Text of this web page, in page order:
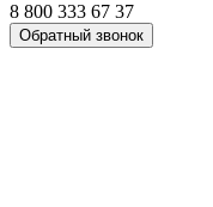
8 800 333 67 37
Обратный звонок